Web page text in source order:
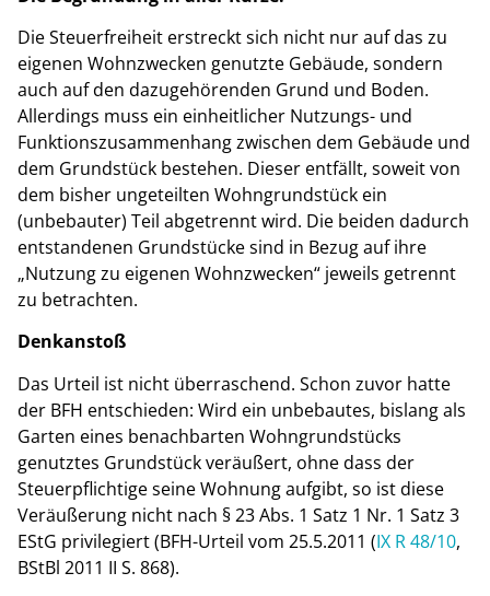
Die Steuerfreiheit erstreckt sich nicht nur auf das zu
eigenen Wohnzwecken genutzte Gebäude, sondern
auch auf den dazugehörenden Grund und Boden.
Allerdings muss ein einheitlicher Nutzungs- und
Funktionszusammenhang zwischen dem Gebäude und
dem Grundstück bestehen. Dieser entfällt, soweit von
dem bisher ungeteilten Wohngrundstück ein
(unbebauter) Teil abgetrennt wird. Die beiden dadurch
entstandenen Grundstücke sind in Bezug auf ihre
„Nutzung zu eigenen Wohnzwecken“ jeweils getrennt
zu betrachten.
Denkanstoß
Das Urteil ist nicht überraschend. Schon zuvor hatte
der BFH entschieden: Wird ein unbebautes, bislang als
Garten eines benachbarten Wohngrundstücks
genutztes Grundstück veräußert, ohne dass der
Steuerpflichtige seine Wohnung aufgibt, so ist diese
Veräußerung nicht nach § 23 Abs. 1 Satz 1 Nr. 1 Satz 3
EStG privilegiert (BFH-Urteil vom 25.5.2011 (IX R 48/10,
BStBl 2011 II S. 868).